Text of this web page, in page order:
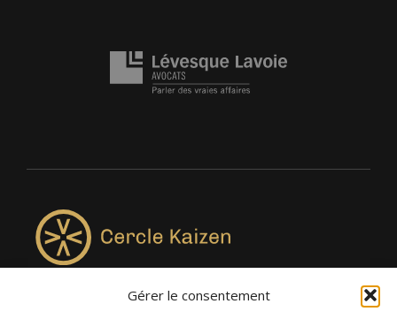
Gérer le consentement
4957, rue Lionel-Groulx, bureau 819, Saint-Augustin-de-